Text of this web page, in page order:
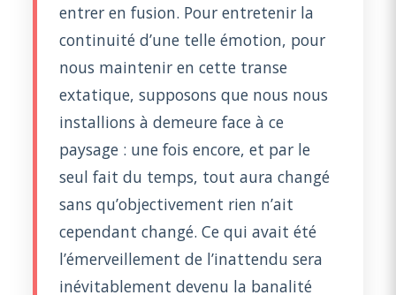
entrer en fusion. Pour entretenir la
continuité d’une telle émotion, pour
nous maintenir en cette transe
extatique, supposons que nous nous
installions à demeure face à ce
paysage : une fois encore, et par le
seul fait du temps, tout aura changé
sans qu’objectivement rien n’ait
cependant changé. Ce qui avait été
l’émerveillement de l’inattendu sera
inévitablement devenu la banalité